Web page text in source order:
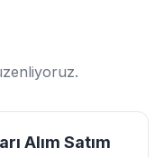
Alım Satım